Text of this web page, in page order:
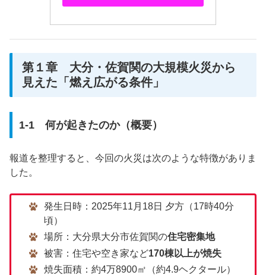
第１章 大分・佐賀関の大規模火災から
見えた「燃え広がる条件」
1-1 何が起きたのか（概要）
報道を整理すると、今回の火災は次のような特徴がありま
した。
発生日時：2025年11月18日 夕方（17時40分
頃）
場所：大分県大分市佐賀関の住宅密集地
被害：住宅や空き家など170棟以上が焼失
焼失面積：約4万8900㎡（約4.9ヘクタール）